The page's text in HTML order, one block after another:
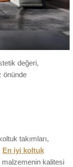
değeri,
önünde
takımları,
En iyi koltuk
malzemenin kalitesi